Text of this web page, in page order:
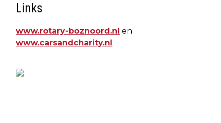
Links
www.rotary-boznoord.nl en
www.carsandcharity.nl